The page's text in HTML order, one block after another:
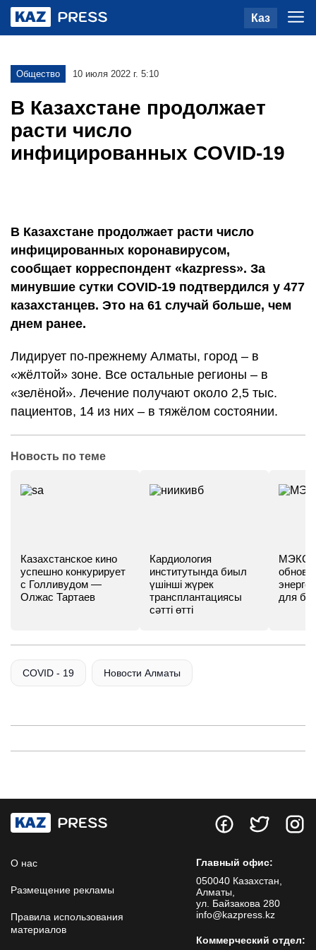
Каз
Общество 10 июля 2022 г. 5:10
В Казахстане продолжает
расти число
инфицированных COVID-19
В Казахстане продолжает расти число
инфицированных коронавирусом,
сообщает корреспондент «kazpress». За
минувшие сутки COVID-19 подтвердился у 477
казахстанцев. Это на 61 случай больше, чем
днем ранее.
Лидирует по-прежнему Алматы, город – в
«жёлтой» зоне. Все остальные регионы – в
«зелёной». Лечение получают около 2,5 тыс.
пациентов, 14 из них – в тяжёлом состоянии.
Новость по теме
Казахстанское кино
успешно конкурирует
с Голливудом —
Олжас Тартаев
Кардиология
институтында биыл
үшінші жүрек
трансплантациясы
сәтті өтті
МЭКС -
для
COVID - 19 Новости Алматы
О нас
Размещение рекламы
Правила использования
материалов
Главный офис:
050040 Казахстан,
Алматы,
ул. Байзакова 280
info@kazpress.kz
Коммерческий отдел: